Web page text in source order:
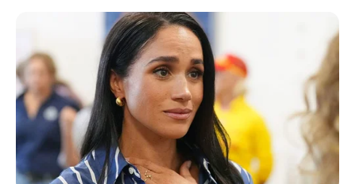
Edit
Esther Lubis adalah seorang TikToker dan selebgram yang berasal
dari Jakarta, Indonesia.
Ia merupakan pembuat konten yang berhubungan dengan berita-